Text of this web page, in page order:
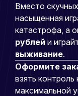
Вместо
насыщенная
катастрофа, а
рублей и
выживание.
Оформите
взять
максимальной